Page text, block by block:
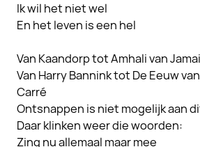
Ik wil het niet wel
En het leven is een hel
Van Kaandorp tot Amhali van
Van Harry Bannink tot De Eeuw
Carré
Ontsnappen is niet mogelijk aan
Daar klinken weer die woorden:
Zing nu allemaal maar mee